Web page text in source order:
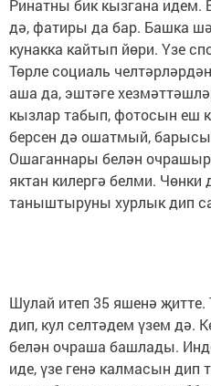
Ринатны бик кызгана идем.
дә, фатиры да бар. Башка
кунакка кайтып йөри. Үзе
Төрле социаль
аша да, эштәге
кызлар табып, фотосын еш
берсен дә ошатмый,
Ошаганнары белән
яктан килергә белми.
таныштыруны хурлык дип
Шулай итеп 35 яшенә җитте.
дип, кул селтәдем үзем дә.
белән очраша башлады.
иде, үзе генә калмасын дип